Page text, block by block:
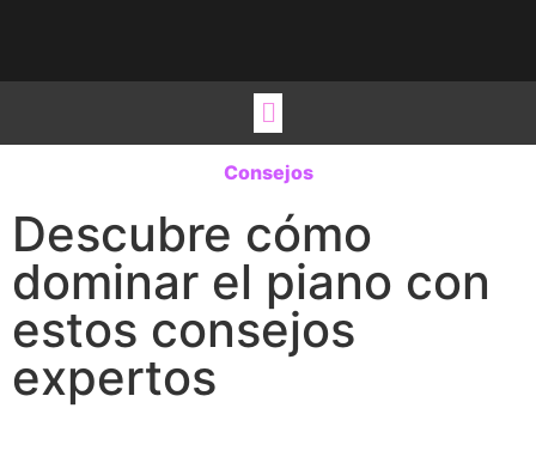
Consejos
Descubre cómo
dominar el piano con
estos consejos
expertos